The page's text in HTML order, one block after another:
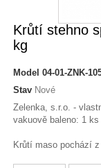
Krůtí stehno
kg
Model 04-01-ZNK-
Stav Nové
Zelenka, s.r.o. -
vakuově baleno: 1
Krůtí maso pochází